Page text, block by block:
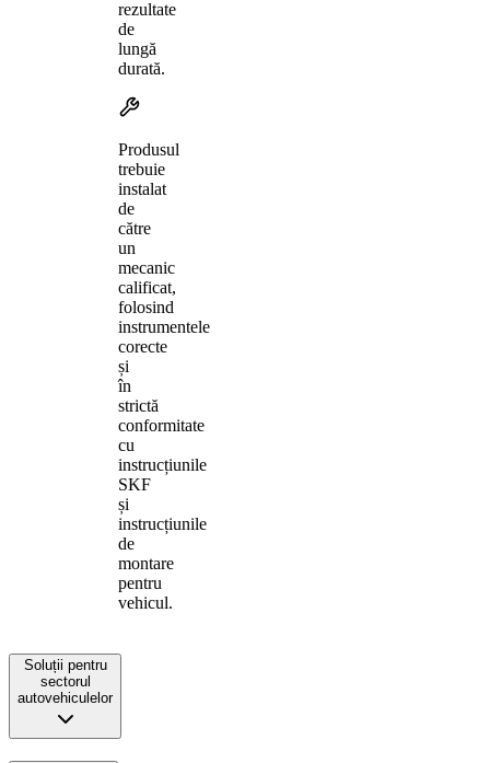
rezultate
de
lungă
durată.
Produsul
trebuie
instalat
de
către
un
mecanic
calificat,
folosind
instrumentele
corecte
și
în
strictă
conformitate
cu
instrucțiunile
SKF
și
instrucțiunile
de
montare
pentru
vehicul.
Soluții pentru
sectorul
autovehiculelor